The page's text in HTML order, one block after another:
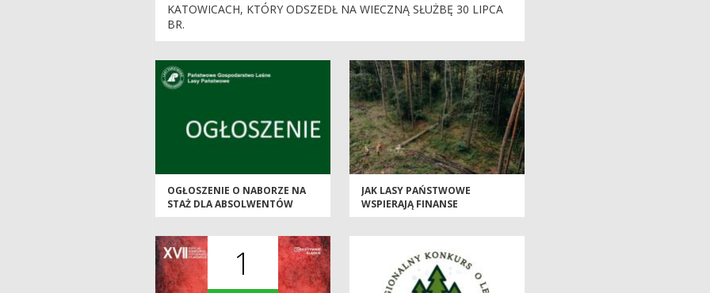
KATOWICACH, KTÓRY ODSZEDŁ NA WIECZNĄ SŁUŻBĘ 30 LIPCA
BR.
OGŁOSZENIE O NABORZE NA
STAŻ DLA ABSOLWENTÓW
SZKÓŁ ŚREDNICH I WYŻSZYCH
JAK LASY PAŃSTWOWE
WSPIERAJĄ FINANSE
PUBLICZNE?
1